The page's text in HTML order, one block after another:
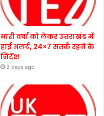
भारी वर्षा को लेकर उत्तराखंड में
हाई अलर्ट, 24×7 सतर्क रहने के
निर्देश
2 days ago